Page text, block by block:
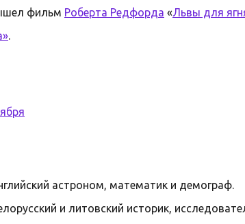
фильм Роберта Редфорда «Львы для
.
астроном, математик и демограф.
и литовский историк,